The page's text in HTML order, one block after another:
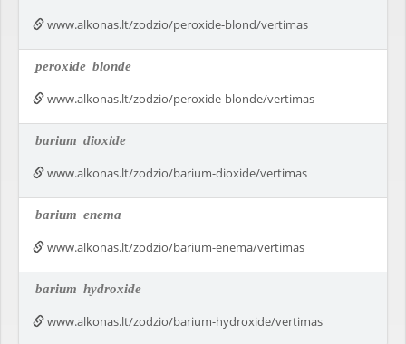
www.alkonas.lt/zodzio/peroxide-blond/vertimas
peroxide blonde
www.alkonas.lt/zodzio/peroxide-blonde/vertimas
barium dioxide
www.alkonas.lt/zodzio/barium-dioxide/vertimas
barium enema
www.alkonas.lt/zodzio/barium-enema/vertimas
barium hydroxide
www.alkonas.lt/zodzio/barium-hydroxide/vertimas